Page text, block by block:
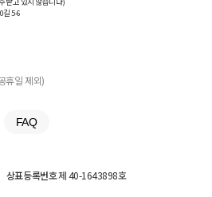
길5-6
휴일 제외)
FAQ
상표등록번호제 40-1643898호